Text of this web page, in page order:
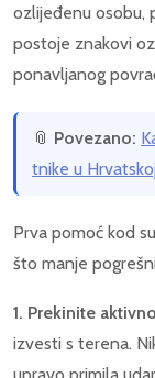
ozlijeđenu osobu,
postoje znakovi
ponavljanog
📎 Povezano:
tnike u Hrvatskoj
Prva pomoć kod
što manje
1. Prekinite
izvesti s terena.